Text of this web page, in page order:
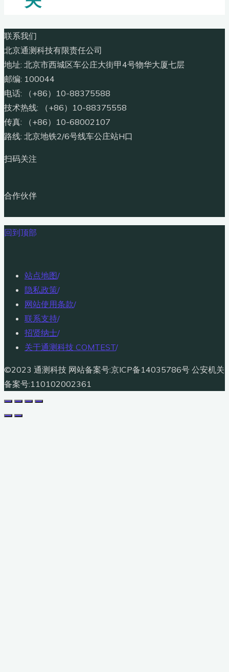
联系我们
北京通测科技有限责任公司
地址: 北京市西城区车公庄大街甲4号物华大厦七层
邮编: 100044
电话: （+86）10-88375588
技术热线: （+86）10-88375558
传真: （+86）10-68002107
路线: 北京地铁2/6号线车公庄站H口
扫码关注
合作伙伴
回到顶部
站点地图/
隐私政策/
网站使用条款/
联系支持/
招贤纳士/
关于通测科技 COMTEST/
©2023 通测科技 网站备案号:京ICP备14035786号 公安机关
备案号:110102002361